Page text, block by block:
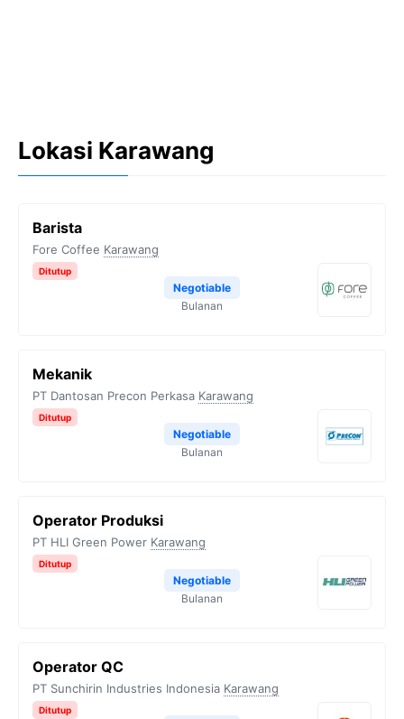
Lokasi Karawang
Barista
Fore Coffee Karawang
Ditutup
Negotiable
Bulanan
Mekanik
PT Dantosan Precon Perkasa Karawang
Ditutup
Negotiable
Bulanan
Operator Produksi
PT HLI Green Power Karawang
Ditutup
Negotiable
Bulanan
Operator QC
PT Sunchirin Industries Indonesia Karawang
Ditutup